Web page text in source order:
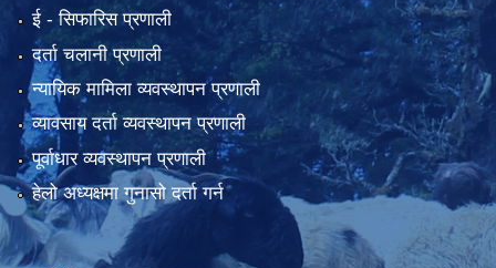
ई‍ - सिफारिस प्रणाली
दर्ता चलानी प्रणाली
न्यायिक मामिला व्यवस्थापन प्रणाली
व्यावसाय दर्ता व्यवस्थापन प्रणाली
पूर्वाधार व्यवस्थापन प्रणाली
हेलो अध्यक्षमा गुनासो दर्ता गर्न